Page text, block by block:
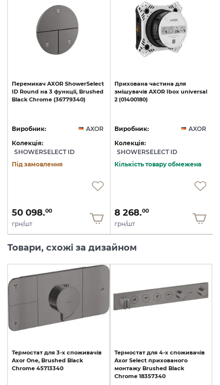
Перемикач AXOR ShowerSelect
ID Round на 3 функції, Brushed
Black Chrome (36779340)
Виробник:
AXOR
Колекція:
SHOWERSELECT ID
Під замовлення
50 098.00
грн/шт
Прихована частина для
змішувачів AXOR Ibox universal
2 (01400180)
Виробник:
AXOR
Колекція:
SHOWERSELECT ID
Кількість товару обмежена
8 268.00
грн/шт
Товари, схожі за дизайном
Термостат для 3-х споживачів
Axor One, Brushed Black
Chrome 45713340
Термостат для 4-х споживачів
Axor Select прихованого
монтажу Brushed Black
Chrome 18357340